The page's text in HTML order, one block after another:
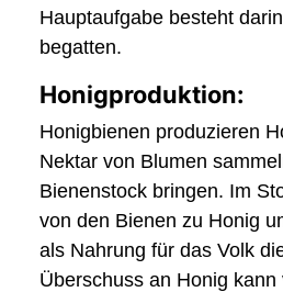
Hauptaufgabe besteht
begatten.
Honigproduktion:
Honigbienen produzieren
Nektar von Blumen
Bienenstock bringen. Im
von den Bienen zu Honig
als Nahrung für das Volk
Überschuss an Honig